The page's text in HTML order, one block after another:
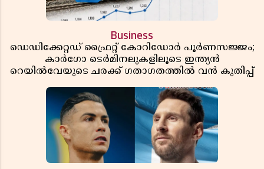
Business
ഡെഡിക്കേറ്റഡ് ഫ്രൈറ്റ് കോറിഡോർ പൂർണസജ്ജം;
കാർഗോ ടെർമിനലുകളിലൂടെ ഇന്ത്യൻ
റെയിൽവേയുടെ ചരക്ക് ഗതാഗതത്തിൽ വൻ കുതിപ്പ്